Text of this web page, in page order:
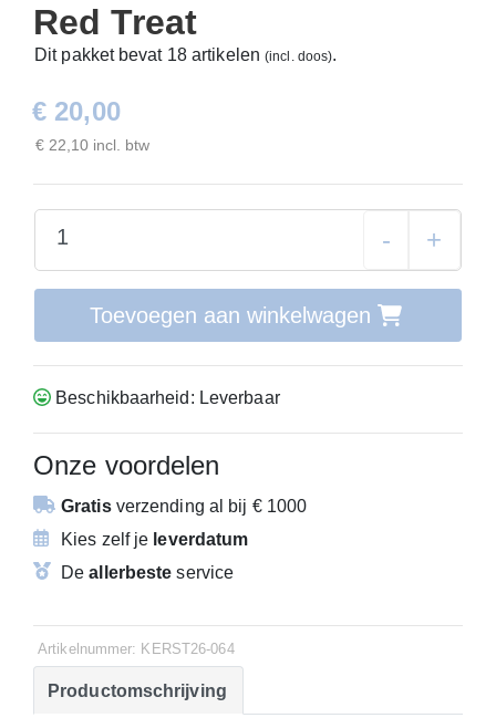
Red Treat
Dit pakket bevat 18 artikelen (incl. doos).
€ 20,00
€ 22,10 incl. btw
- +
Toevoegen aan winkelwagen
Beschikbaarheid: Leverbaar
Onze voordelen
Gratisverzending al bij € 1000
Kies zelf je leverdatum
Deallerbeste service
Artikelnummer: KERST26-064
Productomschrijving